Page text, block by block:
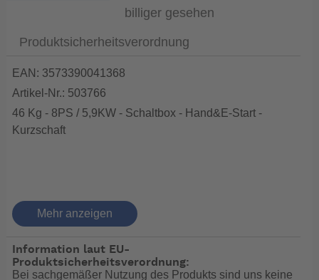
billiger gesehen
Produktsicherheitsverordnung
EAN: 3573390041368
Artikel-Nr.: 503766
46 Kg - 8PS / 5,9KW - Schaltbox - Hand&E-Start -
Kurzschaft
Honda hat ab BF 8 schon
Fernschaltboxen und E
Start
Mehr anzeigen
Information laut EU-
Produktsicherheitsverordnung:
Bei sachgemäßer Nutzung des Produkts sind uns keine